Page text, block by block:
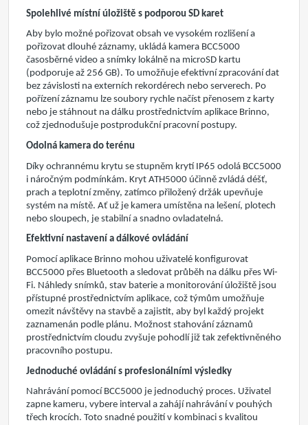
Spolehlivé místní úložiště s podporou SD karet
Aby bylo možné pořizovat obsah ve vysokém rozlišení a
pořizovat dlouhé záznamy, ukládá kamera BCC5000
časosběrné video a snímky lokálně na microSD kartu
(podporuje až 256 GB). To umožňuje efektivní zpracování dat
bez závislosti na externích rekordérech nebo serverech. Po
pořízení záznamu lze soubory rychle načíst přenosem z karty
nebo je stáhnout na dálku prostřednictvím aplikace Brinno,
což zjednodušuje postprodukční pracovní postupy.
Odolná kamera do terénu
Díky ochrannému krytu se stupněm krytí IP65 odolá BCC5000
i náročným podmínkám. Kryt ATH5000 účinně zvládá déšť,
prach a teplotní změny, zatímco přiložený držák upevňuje
systém na místě. Ať už je kamera umístěna na lešení, plotech
nebo sloupech, je stabilní a snadno ovladatelná.
Efektivní nastavení a dálkové ovládání
Pomocí aplikace Brinno mohou uživatelé konfigurovat
BCC5000 přes Bluetooth a sledovat průběh na dálku přes Wi-
Fi. Náhledy snímků, stav baterie a monitorování úložiště jsou
přístupné prostřednictvím aplikace, což týmům umožňuje
omezit návštěvy na stavbě a zajistit, aby byl každý projekt
zaznamenán podle plánu. Možnost stahování záznamů
prostřednictvím cloudu zvyšuje pohodlí již tak zefektivněného
pracovního postupu.
Jednoduché ovládání s profesionálními výsledky
Nahrávání pomocí BCC5000 je jednoduchý proces. Uživatel
zapne kameru, vybere interval a zahájí nahrávání v pouhých
třech krocích. Toto snadné použití v kombinaci s kvalitou